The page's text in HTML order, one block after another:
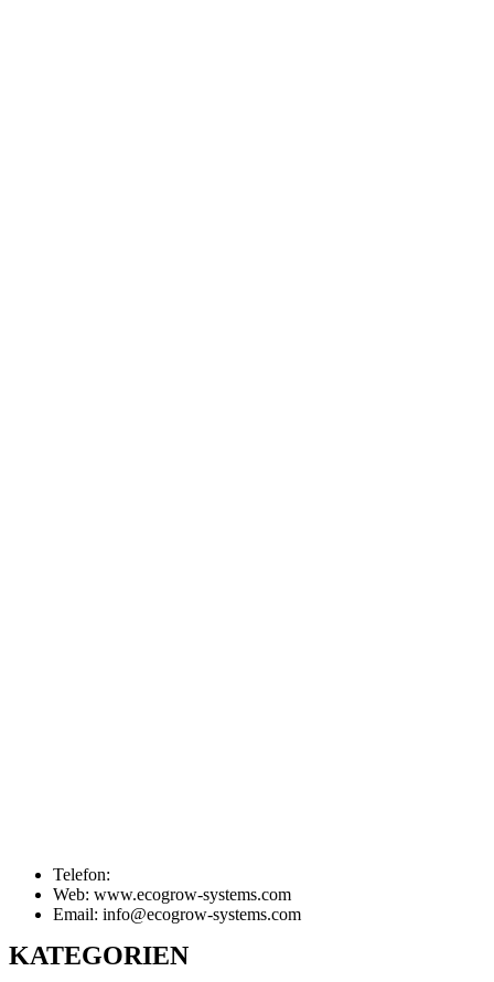
Telefon:
Web: www.ecogrow-systems.com
Email: info@ecogrow-systems.com
KATEGORIEN